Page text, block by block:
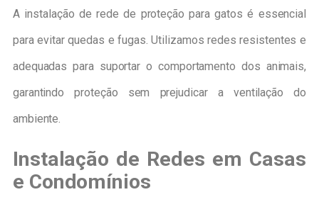
A instalação de rede de proteção para gatos é essencial
para evitar quedas e fugas. Utilizamos redes resistentes e
adequadas para suportar o comportamento dos animais,
garantindo proteção sem prejudicar a ventilação do
ambiente.
Instalação de Redes em Casas
e Condomínios